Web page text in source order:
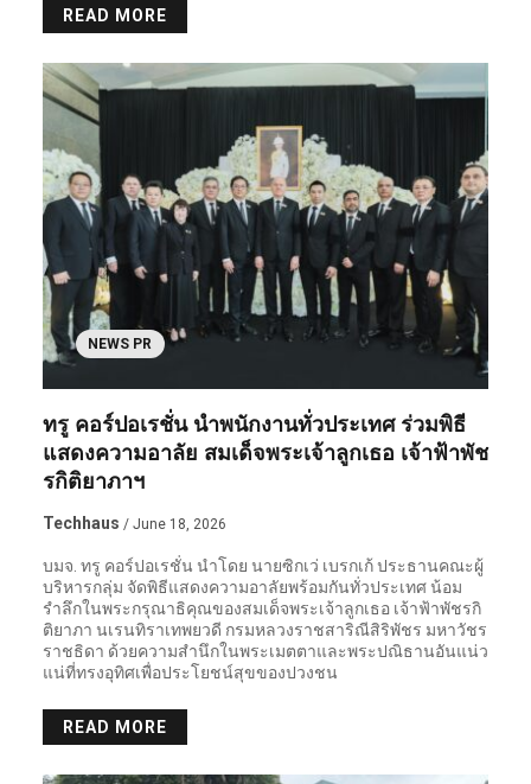
READ MORE
NEWS PR
ทรู คอร์ปอเรชั่น นำพนักงานทั่วประเทศ ร่วมพิธี
แสดงความอาลัย สมเด็จพระเจ้าลูกเธอ เจ้าฟ้าพัช
รกิติยาภาฯ
Techhaus / June 18, 2026
บมจ. ทรู คอร์ปอเรชั่น นำโดย นายซิกเว่ เบรกเก้ ประธานคณะผู้
บริหารกลุ่ม จัดพิธีแสดงความอาลัยพร้อมกันทั่วประเทศ น้อม
รำลึกในพระกรุณาธิคุณของสมเด็จพระเจ้าลูกเธอ เจ้าฟ้าพัชรกิ
ติยาภา นเรนทิราเทพยวดี กรมหลวงราชสาริณีสิริพัชร มหาวัชร
ราชธิดา ด้วยความสำนึกในพระเมตตาและพระปณิธานอันแน่ว
แน่ที่ทรงอุทิศเพื่อประโยชน์สุขของปวงชน
READ MORE